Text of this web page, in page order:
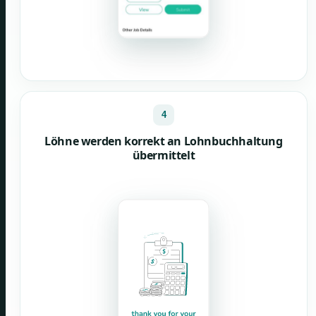
4
Löhne werden korrekt an Lohnbuchhaltung
übermittelt